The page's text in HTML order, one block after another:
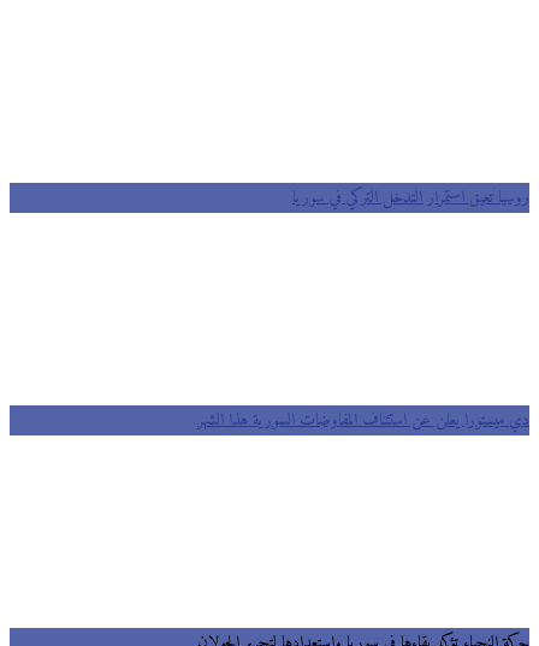
روسيا تعيق استمرار التدخل التركي في سوريا
دي ميستورا يعلن عن استئناف المفاوضات السورية هذا الشهر